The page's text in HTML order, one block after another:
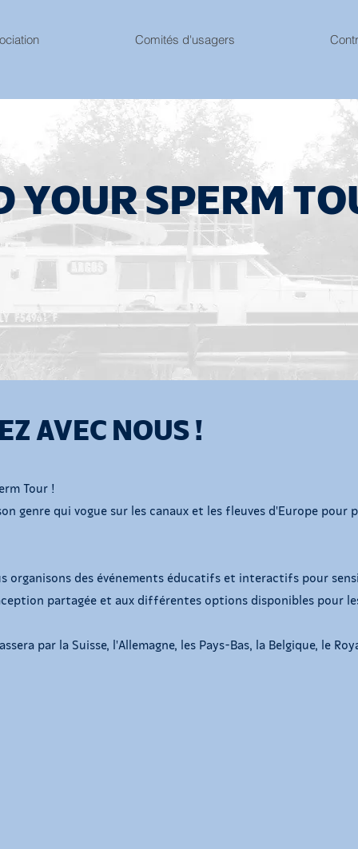
Comités d'usagers
YOUR SPERM
AVEC NOUS !
Tour !
genre qui vogue sur les canaux et les fleuves d'Europe pour
organisons des événements éducatifs et interactifs pour
partagée et aux différentes options disponibles pour
par la Suisse, l'Allemagne, les Pays-Bas, la Belgique, le